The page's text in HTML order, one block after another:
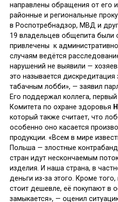
направлены обращения от его
районные и региональные
в Роспотребнадзор, МВД и
19 владельцев общепита были
привлечены к
случаям ведётся
нарушений не выявили —
это называется
табачным лобби», — заявил
Его поддержал коллега,
Комитета по охране здоровья
который также считает, что
особенно оно касается
продукции. «Всем в мире
Польша — злостные
стран идут нескончаемым
изделия. И наша страна, в
деньги из-за этого. Кроме
стоит дешевле, её покупают в
замыкается», — оценил